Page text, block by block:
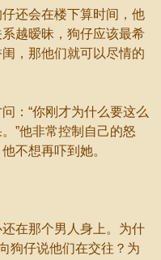
还会在楼下算时间，他
越暧昧，狗仔应该最希
，那他们就可以尽情的
“你刚才为什么要这么
”他非常控制自己的怒
不想再吓到她。
在那个男人身上。为什
狗仔说他们在交往？为